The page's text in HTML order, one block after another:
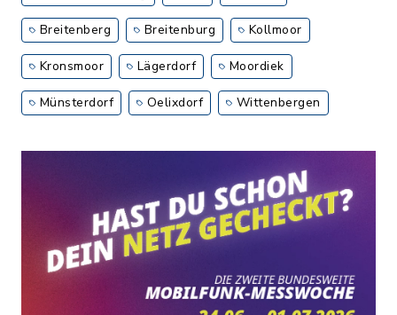
Breitenberg Breitenburg Kollmoor
Kronsmoor Lägerdorf Moordiek
Münsterdorf Oelixdorf Wittenbergen